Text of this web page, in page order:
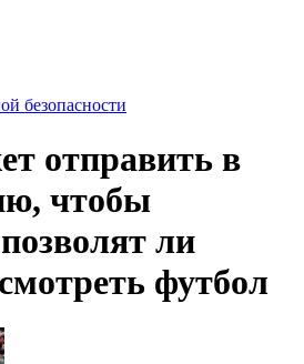
безопасности
отправить в
чтобы
ли
футбол